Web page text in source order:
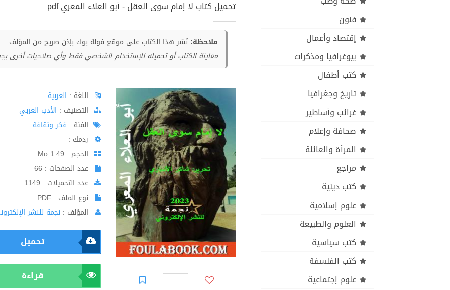
فنون
إقتصاد وأعمال
بيوغرافيا ومذكرات
كتب أطفال
تاريخ وجغرافيا
غرائب وأساطير
صحافة وإعلام
المرأة والعائلة
مراجع
كتب دينية
علوم إسلامية
العلوم والطبيعة
كتب سياسية
كتب الفلسفة
علوم إجتماعية
تحميل كتاب لا إمام سوى العقل - أبو العلاء المعري pdf
ملاحظة: نُشر هذا الكتاب على موقع فولة بوك بإذن صريح من المؤلف
معاينة الكتاب أو تحميله للإستخدام الشخصي فقط وأي صلاحيات أخرى
اللغة : العربية
اﻟﺘﺼﻨﻴﻒ : الأدب العربي
الفئة : فكر وثقافة
ردمك :
الحجم : 1.49 Mo
عدد الصفحات : 66
عدد التحميلات : 1149
نوع الملف : PDF
المؤلف : نجمة للنشر
تحميل
قراءة